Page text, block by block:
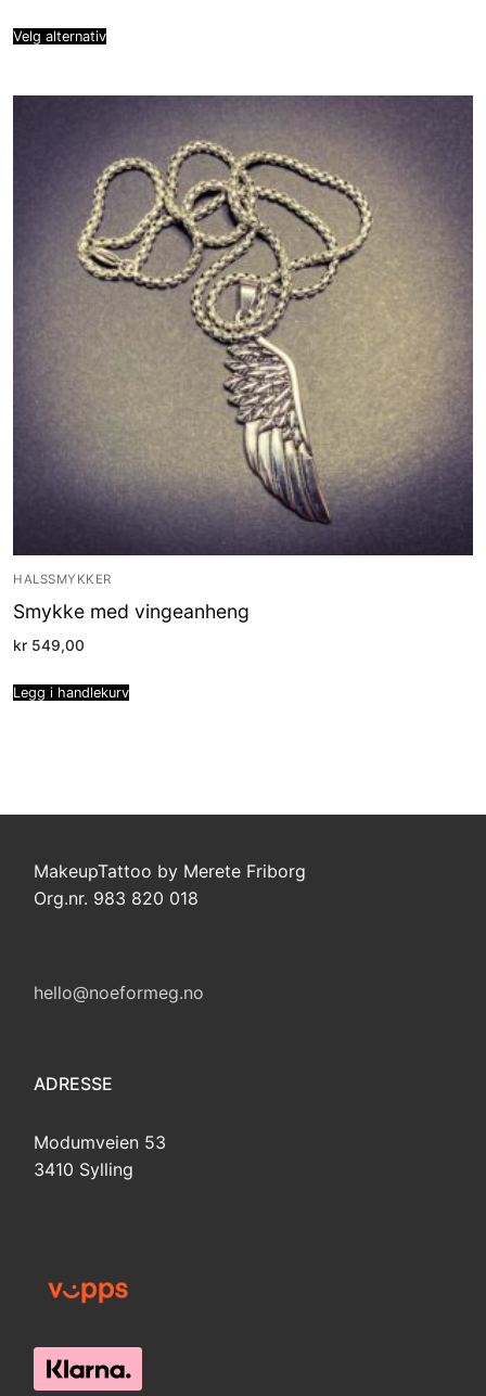
Velg alternativ
HALSSMYKKER
Smykke med vingeanheng
kr 549,00
Legg i handlekurv
MakeupTattoo by Merete Friborg
Org.nr. 983 820 018
hello@noeformeg.no
ADRESSE
Modumveien 53
3410 Sylling